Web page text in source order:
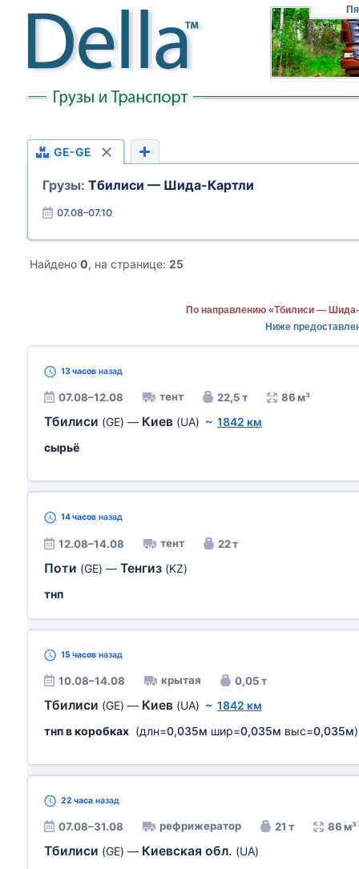
GE-GE
Грузы: Тбилиси — Шида-Картли
07.08–07.10
Найдено 0, на странице: 25
По направлению «Тбилиси —
Ниже
13 часов назад
07.08–12.08 тент 22,5 т 86 м³
Тбилиси (GE) — Киев (UA) ~ 1842 км
сырьё
14 часов назад
12.08–14.08 тент 22 т
Поти (GE) — Тенгиз (KZ)
тнп
15 часов назад
10.08–14.08 крытая 0,05 т
Тбилиси (GE) — Киев (UA) ~ 1842 км
тнп в коробках (длн=0,035м шир=0,035м выс=0,035м)
22 часа назад
07.08–31.08 рефрижератор 21 т 86 м³
Тбилиси (GE) — Киевская обл. (UA)